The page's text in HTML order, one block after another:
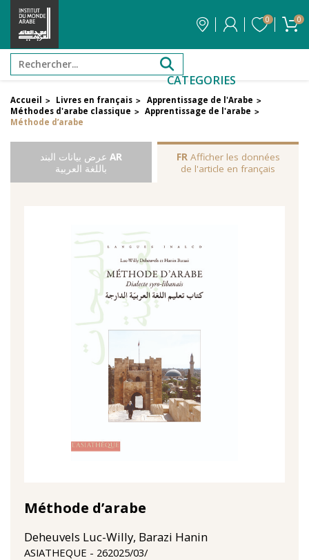
0 0
CATEGORIES
Accueil > Livres en français > Apprentissage de l'Arabe >
Méthodes d'arabe classique > Apprentissage de l'arabe >
Méthode d’arabe
AR عرض بيانات البند
باللغة العربية
FRAfficher les données
de l'article en français
Méthode d’arabe
Deheuvels Luc-Willy, Barazi Hanin
ASIATHEQUE 26‏/03‏/2025